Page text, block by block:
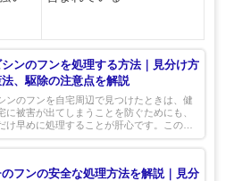
ンのフンを処理する方法｜見分け方
法、駆除の注意点を解説
ンのフンを自宅周辺で見つけたときは、健
に被害が出てしまうことを防ぐためにも、
け早めに処理することが肝心です。この記
ハクビシンのフンを処理する方法やフンの
ハクビシンを駆除する際の注意点を紹介し
フンの安全な処理方法を解説｜見分